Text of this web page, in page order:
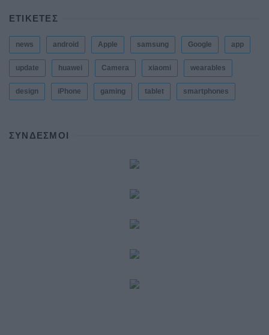
ΕΤΙΚΕΤΕΣ
news android Apple samsung Google app
update huawei Camera xiaomi wearables
design iPhone gaming tablet smartphones
ΣΎΝΔΕΣΜΟΙ